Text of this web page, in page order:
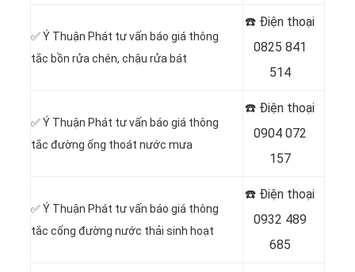
✅ Ý Thuận Phát tư vấn báo giá thông
tắc bồn rửa chén, chậu rửa bát
☎️ Điện thoại
0825 841
514
✅ Ý Thuận Phát tư vấn báo giá thông
tắc đường ống thoát nước mưa
☎️ Điện thoại
0904 072
157
‎✅ Ý Thuận Phát tư vấn báo giá thông
tắc cống đường nước thải sinh hoạt
☎️ Điện thoại
0932 489
685